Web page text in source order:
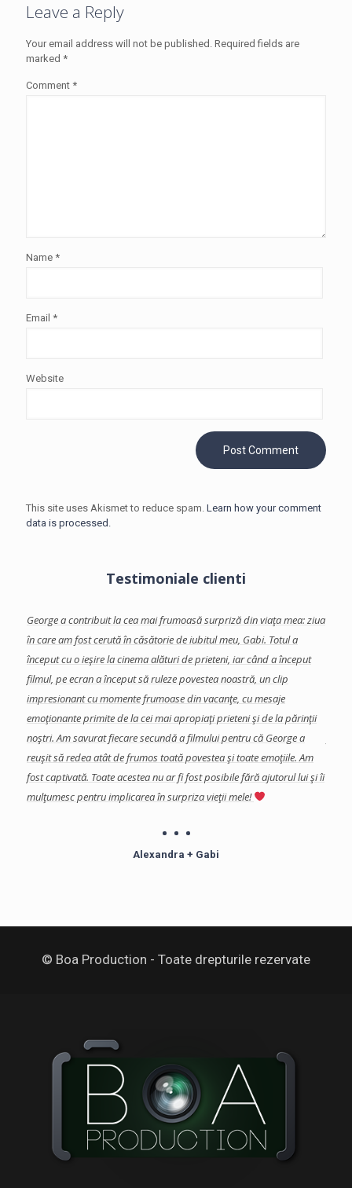
Leave a Reply
Your email address will not be published. Required fields are
marked *
Comment *
Name *
Email *
Website
This site uses Akismet to reduce spam. Learn how your comment
data is processed.
Testimoniale clienti
George a contribuit la cea mai frumoasă surpriză din viaţa mea: ziua
în care am fost cerută în căsătorie de iubitul meu, Gabi. Totul a
început cu o ieşire la cinema alături de prieteni, iar când a început
filmul, pe ecran a început să ruleze povestea noastră, un clip
impresionant cu momente frumoase din vacanţe, cu mesaje
emoţionante primite de la cei mai apropiaţi prieteni şi de la părinţii
noştri. Am savurat fiecare secundă a filmului pentru că George a
reuşit să redea atât de frumos toată povestea şi toate emoţiile. Am
fost captivată. Toate acestea nu ar fi fost posibile fără ajutorul lui şi îi
mulţumesc pentru implicarea în surpriza vieţii mele!
Alexandra + Gabi
© Boa Production - Toate drepturile rezervate